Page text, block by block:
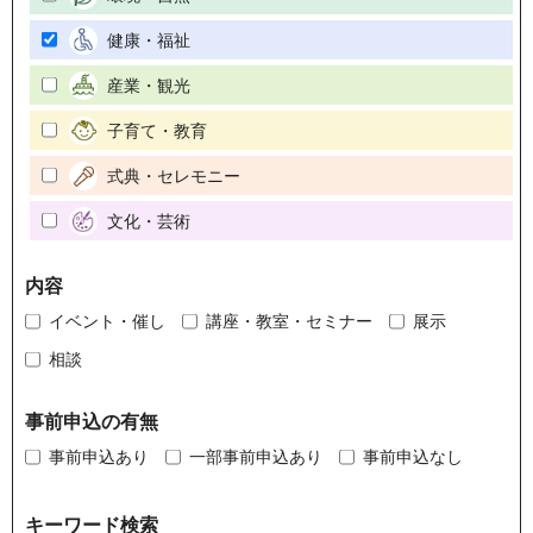
健康・福祉
産業・観光
子育て・教育
式典・セレモニー
文化・芸術
内容
イベント・催し 講座・教室・セミナー
展示
相談
事前申込の有無
事前申込あり 一部事前申込あり 事前申込なし
キーワード検索